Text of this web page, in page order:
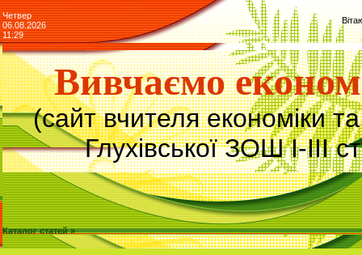
Четвер
06.08.2026
11:29
Вивчаємо
(сайт вчителя економіки
Глухівської ЗОШ І-ІІІ
Каталог статей »